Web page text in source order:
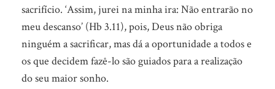
sacrifício. ‘Assim, jurei na minha ira: Não entrarão no
meu descanso’ (Hb 3.11), pois, Deus não obriga
ninguém a sacrificar, mas dá a oportunidade a todos e
os que decidem fazê-lo são guiados para a realização
do seu maior sonho.